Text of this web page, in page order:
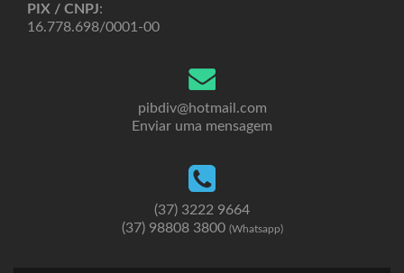
PIX / CNPJ:
16.778.698/0001-00
pibdiv@hotmail.com
Enviar uma mensagem
(37) 3222 9664
(37) 98808 3800 (Whatsapp)